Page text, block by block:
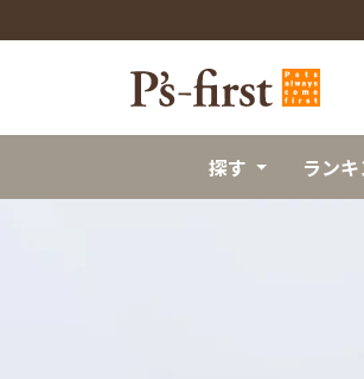
探す ラン